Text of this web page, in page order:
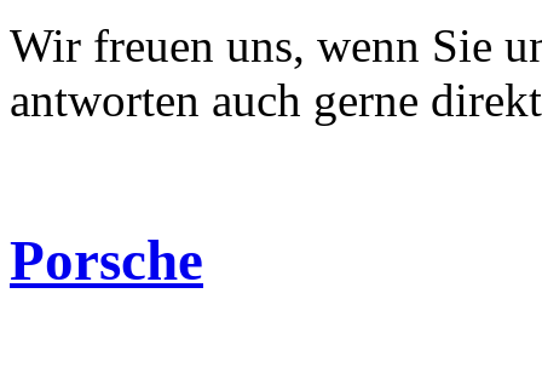
Wir freuen uns, wenn Sie
antworten auch gerne
Porsche